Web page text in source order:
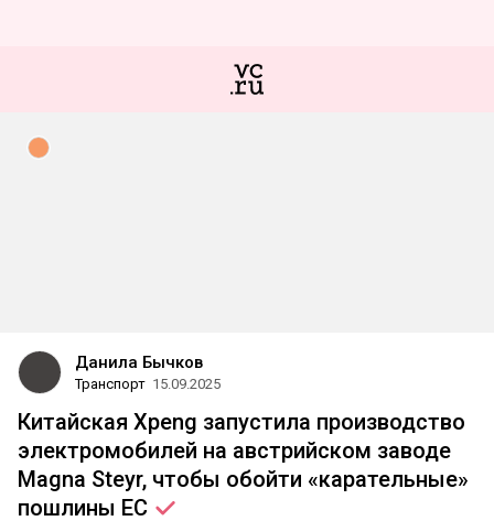
Данила Бычков
Транспорт 15.09.2025
Китайская Xpeng запустила производство
электромобилей на австрийском заводе
Magna Steyr, чтобы обойти «карательные»
пошлины ЕС